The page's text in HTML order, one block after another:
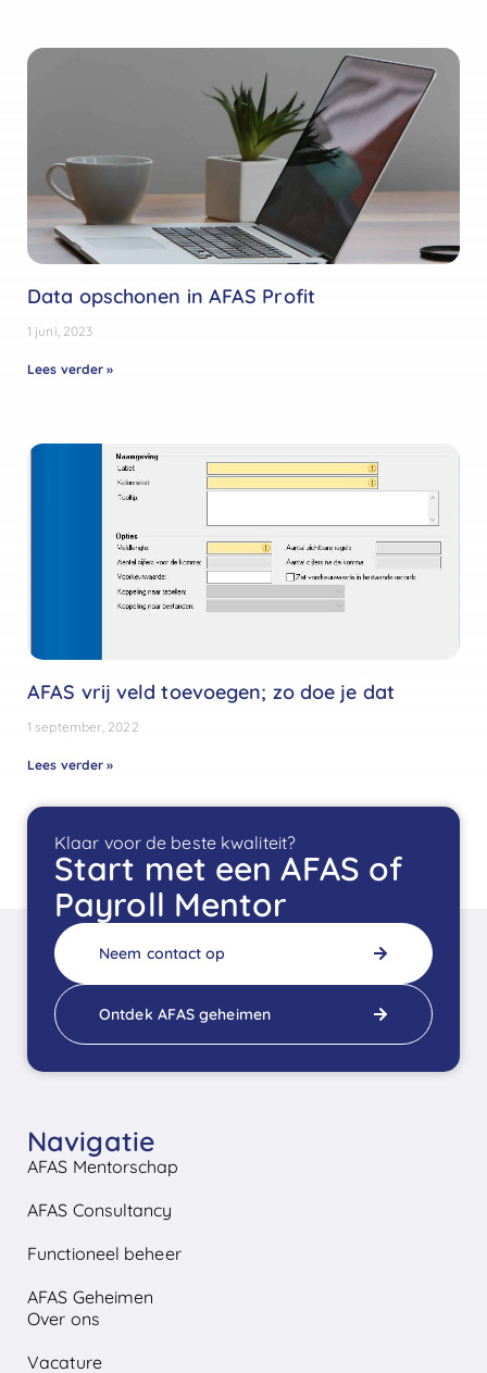
Data opschonen in AFAS Profit
1 juni, 2023
Lees verder »
AFAS vrij veld toevoegen; zo doe je dat
1 september, 2022
Lees verder »
Klaar voor de beste kwaliteit?
Start met een AFAS of
Payroll Mentor
Neem contact op
Ontdek AFAS geheimen
Navigatie
AFAS Mentorschap
AFAS Consultancy
Functioneel beheer
AFAS Geheimen
Over ons
Vacature